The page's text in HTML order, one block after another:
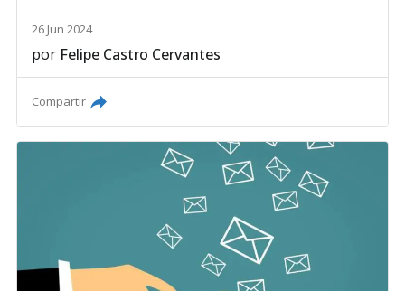
26 Jun 2024
por Felipe Castro Cervantes
Compartir